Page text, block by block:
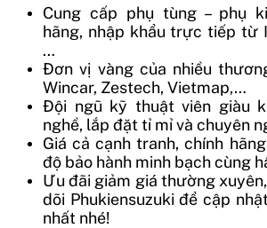
Cung cấp phụ tùng – phụ
hãng, nhập khẩu trực tiếp từ
…
Đơn vị vàng của nhiều
Wincar, Zestech, Vietmap,…
Đội ngũ kỹ thuật viên giàu
nghề, lắp đặt tỉ mỉ và chuyên
Giá cả cạnh tranh, chính
độ bảo hành minh bạch cùng
Ưu đãi giảm giá thường
dõi Phukiensuzuki để cập
nhất nhé!